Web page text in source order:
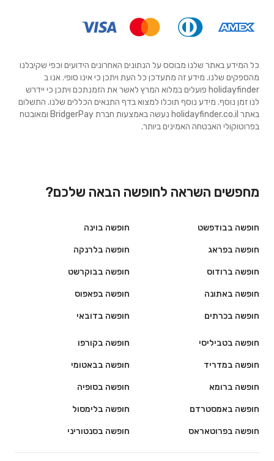
כל המידע באתר שלנו מבוסס על הנתונים האחרונים הידועים וכפי שקיבלנו
מהספקים שלנו. מידע זה מתעדכן כל העת ויתכן כי אינו סופי. אנו ב
holidayfinder פועלים במלוא המרץ לאשר את הזמנתכם ויתכן כי יידרש
לנו זמן נוסף. מידע נוסף תוכלו למצוא בדף התנאים הכללים שלנו. התשלום
באתר holidayfinder.co.il נעשה באמצעות חברת BridgerPay ומאובטח
בפרוטוקולי האבטחה האמינים ביותר.
מחפשים השראה לחופשה הבאה שלכם?
חופשה בבודפשט
חופשה בפראג
חופשה ברודוס
חופשה באתונה
חופשה בכרתים
חופשה בוינה
חופשה בלרנקה
חופשה בבוקרשט
חופשה בפאפוס
חופשה בדובאי
חופשה בטביליסי
חופשה במדריד
חופשה ברומא
חופשה באמסטרדם
חופשה בפרוטאראס
חופשה בקורפו
חופשה בבאטומי
חופשה בסופיה
חופשה בלימסול
חופשה בסנטוריני